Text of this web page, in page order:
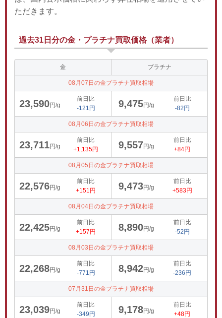
ただきます。
過去31日分の金・プラチナ買取価格（業者）
金 プラチナ
08月07日の金プラチナ買取相場
23,590円/g
前日比
-121円
9,475円/g
前日比
-82円
08月06日の金プラチナ買取相場
23,711円/g
前日比
+1,135円
9,557円/g
前日比
+84円
08月05日の金プラチナ買取相場
22,576円/g
前日比
+151円
9,473円/g
前日比
+583円
08月04日の金プラチナ買取相場
22,425円/g
前日比
+157円
8,890円/g
前日比
-52円
08月03日の金プラチナ買取相場
22,268円/g
前日比
-771円
8,942円/g
前日比
-236円
07月31日の金プラチナ買取相場
23,039円/g
前日比
-349円
9,178円/g
前日比
+48円